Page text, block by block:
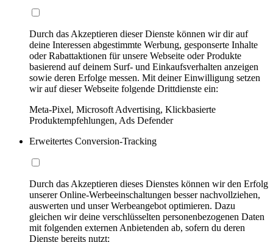
Durch das Akzeptieren dieser Dienste können wir dir auf
deine Interessen abgestimmte Werbung, gesponserte Inhalte
oder Rabattaktionen für unsere Webseite oder Produkte
basierend auf deinem Surf- und Einkaufsverhalten anzeigen
sowie deren Erfolge messen. Mit deiner Einwilligung setzen
wir auf dieser Webseite folgende Drittdienste ein:
Meta-Pixel, Microsoft Advertising, Klickbasierte
Produktempfehlungen, Ads Defender
Erweitertes Conversion-Tracking
Durch das Akzeptieren dieses Dienstes können wir den Erfolg
unserer Online-Werbeeinschaltungen besser nachvollziehen,
auswerten und unser Werbeangebot optimieren. Dazu
gleichen wir deine verschlüsselten personenbezogenen Daten
mit folgenden externen Anbietenden ab, sofern du deren
Dienste bereits nutzt: